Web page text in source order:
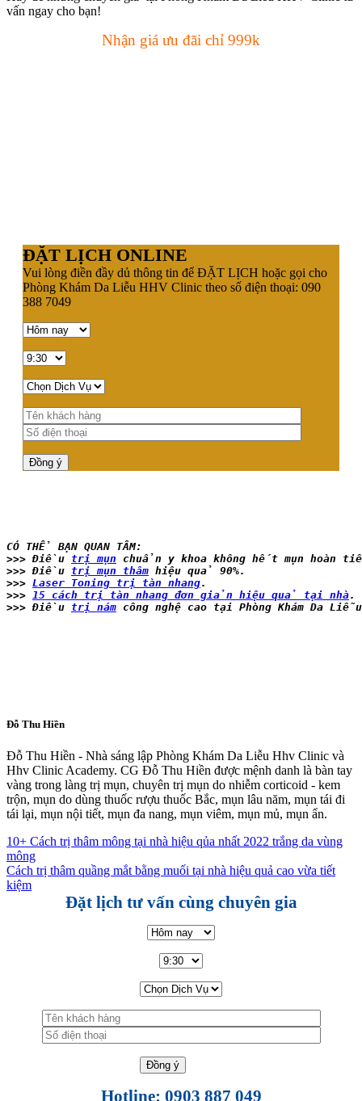
vấn ngay cho bạn!
Nhận giá ưu đãi chỉ 999k
ĐẶT LỊCH ONLINE
Vui lòng điền đầy dủ thông tin để ĐẶT LỊCH hoặc gọi cho
Phòng Khám Da Liễu HHV Clinic theo số điện thoại: 090
388 7049
CÓ THỂ BẠN QUAN TÂM:
>>> Điều trị mụn chuẩn y khoa không hết mụn hoàn
>>> Điều trị mụn thâm hiệu quả 90%.
>>> Laser Toning trị tàn nhang.
>>> 15 cách trị tàn nhang đơn giản hiệu quả tại nhà.
>>> Điều trị nám công nghệ cao tại Phòng Khám Da
Đỗ Thu Hiền
Đỗ Thu Hiền - Nhà sáng lập Phòng Khám Da Liễu Hhv Clinic và
Hhv Clinic Academy. CG Đỗ Thu Hiền được mệnh danh là bàn tay
vàng trong làng trị mụn, chuyên trị mụn do nhiễm corticoid - kem
trộn, mụn do dùng thuốc rượu thuốc Bắc, mụn lâu năm, mụn tái đi
tái lại, mụn nội tiết, mụn đa nang, mụn viêm, mụn mủ, mụn ẩn.
10+ Cách trị thâm mông tại nhà hiệu qủa nhất 2022 trắng da vùng
mông
Cách trị thâm quầng mắt bằng muối tại nhà hiệu quả cao vừa tiết
kiệm
Đặt lịch tư vấn cùng chuyên gia
Hotline: 0903 887 049